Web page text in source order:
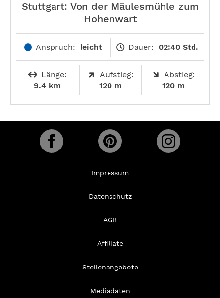
Stuttgart: Von der Mäulesmühle zum
Hohenwart
Anspruch: leicht Dauer: 02:40 Std.
Länge:
9.4 km
Aufstieg:
120 m
Abstieg:
120 m
Impressum
Datenschutz
AGB
Affiliate
Stellenangebote
Mediadaten